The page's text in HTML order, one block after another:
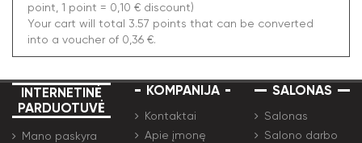
point, 1 point = 0,10 € discount)
Your cart will total 3.57 points that can be converted
into a voucher of 0,36 €.
INTERNETINĖ
PARDUOTUVĖ
Mano paskyra
KOMPANIJA
Kontaktai
Apie įmonę
SALONAS
Salonas
Salono darbo